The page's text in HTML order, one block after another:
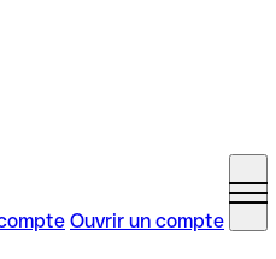
Ouvrir un compte